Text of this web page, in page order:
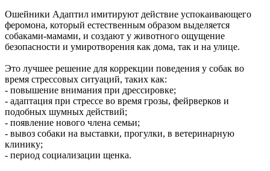
Ошейники Адаптил имитируют действие успокаивающего
феромона, который естественным образом выделяется
собаками-мамами, и создают у животного ощущение
безопасности и умиротворения как дома, так и на улице.
Это лучшее решение для коррекции поведения у собак во
время стрессовых ситуаций, таких как:
- повышение внимания при дрессировке;
- адаптация при стрессе во время грозы, фейрверков и
подобных шумных действий;
- появление нового члена семьи;
- вывоз собаки на выставки, прогулки, в ветеринарную
клинику;
- период социализации щенка.